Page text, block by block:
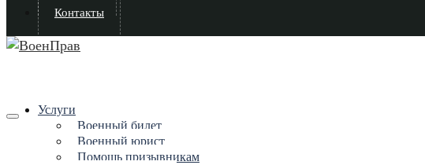
Контакты
Услуги
Военный билет
Военный юрист
Помощь призывникам